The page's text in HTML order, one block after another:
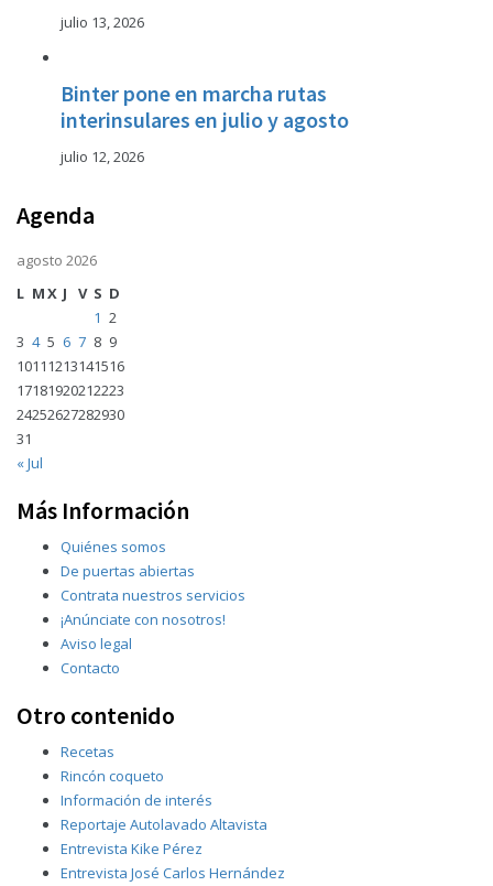
julio 13, 2026
Binter pone en marcha rutas
interinsulares en julio y agosto
julio 12, 2026
Agenda
agosto 2026
L MX J V S D
1 2
3 4 5 6 7 8 9
10111213141516
17181920212223
24252627282930
31
« Jul
Más Información
Quiénes somos
De puertas abiertas
Contrata nuestros servicios
¡Anúnciate con nosotros!
Aviso legal
Contacto
Otro contenido
Recetas
Rincón coqueto
Información de interés
Reportaje Autolavado Altavista
Entrevista Kike Pérez
Entrevista José Carlos Hernández